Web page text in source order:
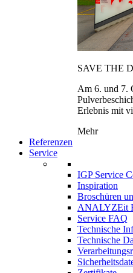
SAVE THE
Am 6. und 7.
Erlebnis mit
Mehr
Referenzen
Service
IGP Service
Inspiration
Broschüren
ANALYZEit
Service FAQ
Technische
Technische